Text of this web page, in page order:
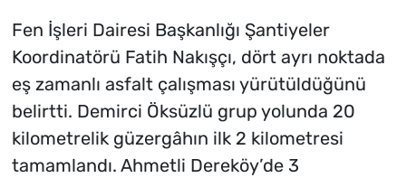
Fen İşleri Dairesi Başkanlığı Şantiyeler
Koordinatörü Fatih Nakışçı, dört ayrı noktada
eş zamanlı asfalt çalışması yürütüldüğünü
belirtti. Demirci Öksüzlü grup yolunda 20
kilometrelik güzergâhın ilk 2 kilometresi
tamamlandı. Ahmetli Dereköy’de 3